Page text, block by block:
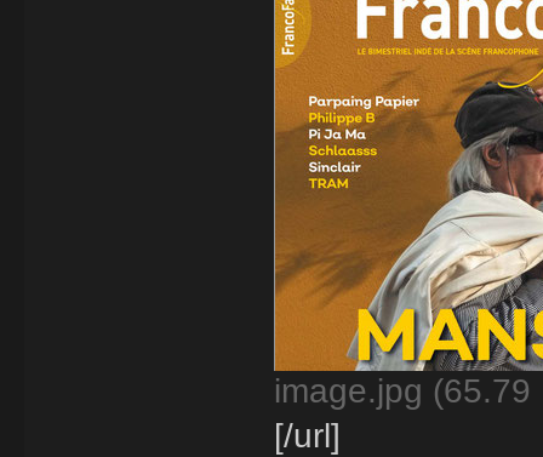
image.jpg
[/url]